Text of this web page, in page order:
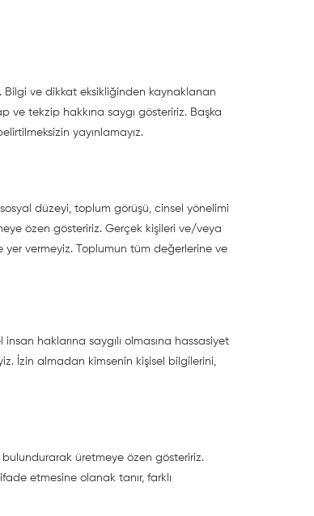
Bilgi ve dikkat eksikliğinden kaynaklanan
ve tekzip hakkına saygı gösteririz. Başka
yayınlamayız.
sosyal düzeyi, toplum görüşü, cinsel yönelimi
özen gösteririz. Gerçek kişileri ve/veya
vermeyiz. Toplumun tüm değerlerine ve
haklarına saygılı olmasına hassasiyet
İzin almadan kimsenin kişisel bilgilerini,
bulundurarak üretmeye özen gösteririz.
etmesine olanak tanır, farklı